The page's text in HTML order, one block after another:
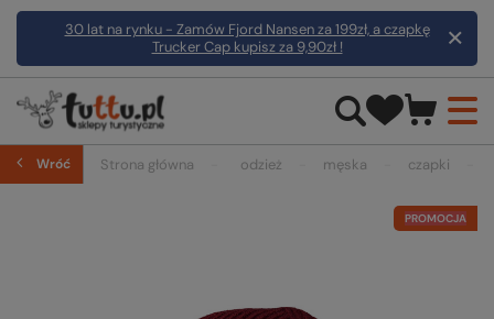
30 lat na rynku - Zamów Fjord Nansen za 199zł, a czapkę
Trucker Cap kupisz za 9,90zł !
Wróć Strona główna odzież męska czapki
PROMOCJA